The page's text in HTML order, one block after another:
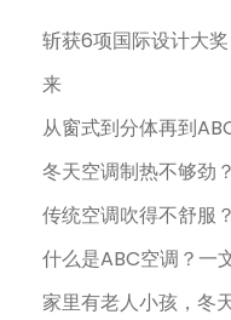
斩获6项国际设计大
来
从窗式到分体再到
冬天空调制热不够劲
传统空调吹得不舒服
什么是ABC空调？一
家里有老人小孩，冬